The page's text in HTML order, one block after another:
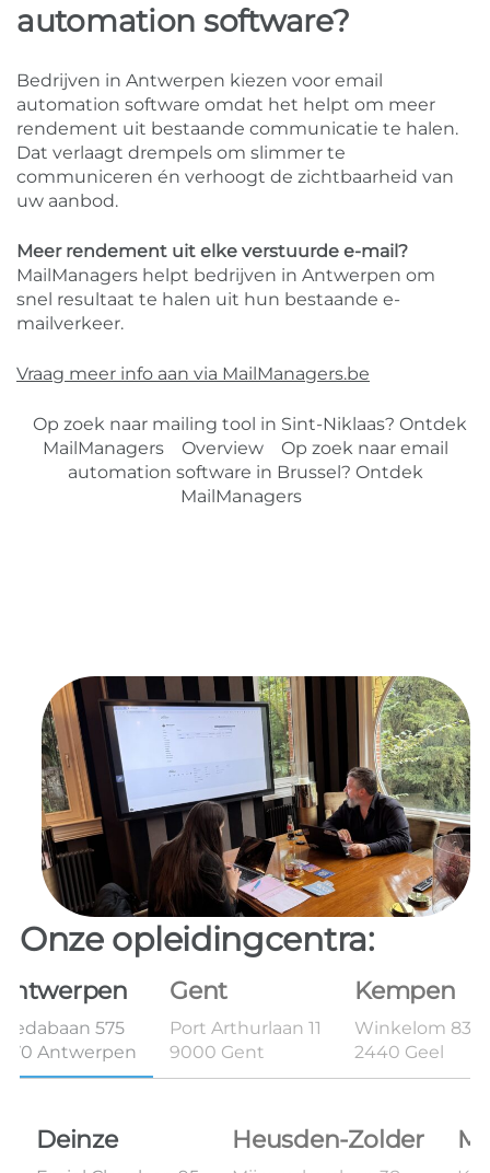
automation software?
Bedrijven in Antwerpen kiezen voor email
automation software omdat het helpt om meer
rendement uit bestaande communicatie te halen.
Dat verlaagt drempels om slimmer te
communiceren én verhoogt de zichtbaarheid van
uw aanbod.
Meer rendement uit elke verstuurde e-mail?
MailManagers helpt bedrijven in Antwerpen om
snel resultaat te halen uit hun bestaande e-
mailverkeer.
Vraag meer info aan via MailManagers.be
Op zoek naar mailing tool in Sint-Niklaas? Ontdek
MailManagers
Overview
Op zoek naar email
automation software in Brussel? Ontdek
MailManagers
Onze opleidingcentra:
575
Antwerpen
Gent
Port Arthurlaan 11
9000 Gent
Kempen
Winkelom 83B
2440 Geel
Deinze Heusden-Zolder